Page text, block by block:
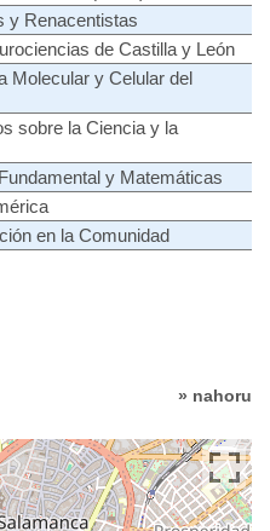
y Renacentistas
de Castilla y León
Molecular y Celular del
sobre la Ciencia y la
y Matemáticas
en la Comunidad
» nahoru